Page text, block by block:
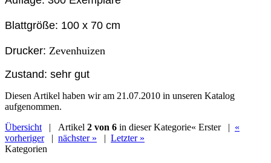
Blattgröße: 100 x 70 cm
Drucker: Zevenhuizen
Zustand: sehr gut
Diesen Artikel haben wir am 21.07.2010 in unseren Katalog
aufgenommen.
Übersicht | Artikel 2 von 6 in dieser Kategorie« Erster| «
vorheriger| nächster » | Letzter »
Kategorien